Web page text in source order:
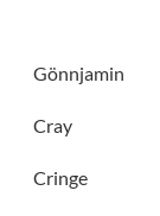
Gönnjamin
Cray
Cringe